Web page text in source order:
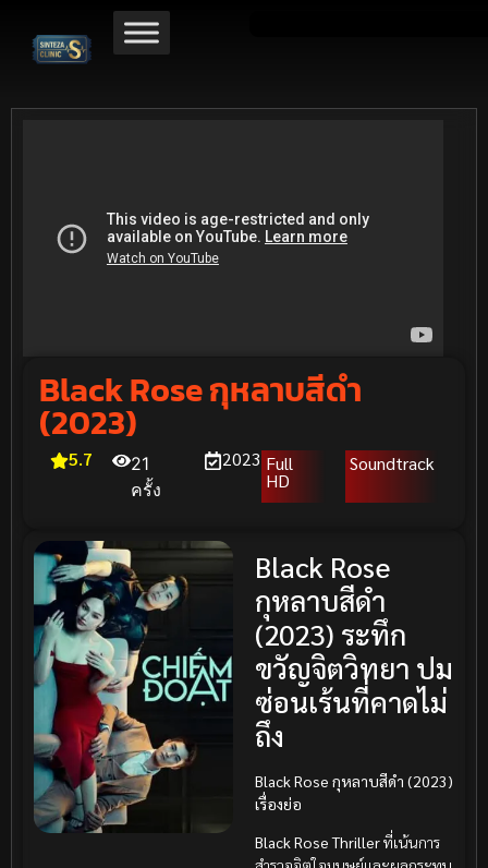
Black Rose กุหลาบสีดำ
(2023)
5.7
21
ครั้ง
2023 Full
HD
Soundtrack
Black Rose
กุหลาบสีดำ
(2023) ระทึก
ขวัญจิตวิทยา ปม
ซ่อนเร้นที่คาดไม่
ถึง
Black Rose กุหลาบสีดำ (2023)
เรื่องย่อ
Black Rose Thrillerที่เน้นการ